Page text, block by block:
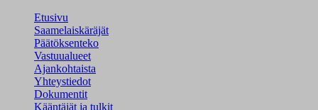
Etusivu
Saamelaiskäräjät
Päätöksenteko
Vastuualueet
Ajankohtaista
Yhteystiedot
Dokumentit
Kääntäjät ja tulkit